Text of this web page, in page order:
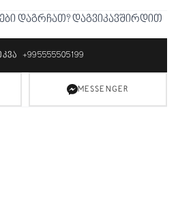
დაგრჩათ? დაგვიკავშირდით
+995555505199
MESSENGER